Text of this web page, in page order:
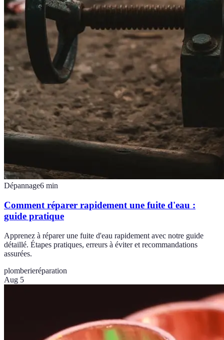
Dépannage6 min
Comment réparer rapidement une fuite d'eau :
guide pratique
Apprenez à réparer une fuite d'eau rapidement avec notre guide
détaillé. Étapes pratiques, erreurs à éviter et recommandations
assurées.
plomberieréparation
Aug 5